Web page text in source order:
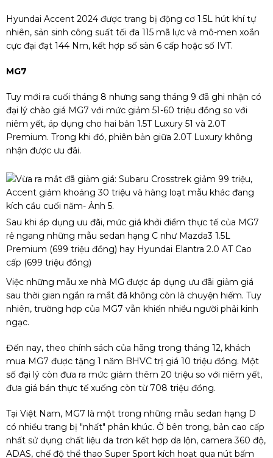
Hyundai Accent 2024 được trang bị động cơ 1.5L hút khí tự
nhiên, sản sinh công suất tối đa 115 mã lực và mô-men xoắn
cực đại đạt 144 Nm, kết hợp số sàn 6 cấp hoặc số IVT.
MG7
Tuy mới ra cuối tháng 8 nhưng sang tháng 9 đã ghi nhận có
đại lý chào giá MG7 với mức giảm 51-60 triệu đồng so với
niêm yết, áp dụng cho hai bản 1.5T Luxury 51 và 2.0T
Premium. Trong khi đó, phiên bản giữa 2.0T Luxury không
nhận được ưu đãi.
Sau khi áp dụng ưu đãi, mức giá khởi điểm thực tế của MG7
rẻ ngang những mẫu sedan hạng C như Mazda3 1.5L
Premium (699 triệu đồng) hay Hyundai Elantra 2.0 AT Cao
cấp (699 triệu đồng)
Việc những mẫu xe nhà MG được áp dụng ưu đãi giảm giá
sau thời gian ngắn ra mắt đã không còn là chuyện hiếm. Tuy
nhiên, trường hợp của MG7 vẫn khiến nhiều người phải kinh
ngạc.
Đến nay, theo chính sách của hãng trong tháng 12, khách
mua MG7 được tặng 1 năm BHVC trị giá 10 triệu đồng. Một
số đại lý còn đưa ra mức giảm thêm 20 triệu so với niêm yết,
đưa giá bán thực tế xuống còn từ 708 triệu đồng.
Tại Việt Nam, MG7 là một trong những mẫu sedan hạng D
có nhiều trang bị "nhất" phân khúc. Ở bên trong, bản cao cấp
nhất sử dụng chất liệu da trơn kết hợp da lộn, camera 360 độ,
ADAS, chế độ thể thao Super Sport kích hoạt qua nút bấm